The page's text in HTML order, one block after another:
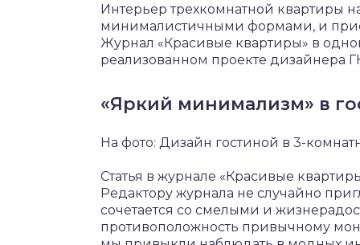
Интерьер трехкомнатной квартиры
минималистичными формами, и
Журнал «Красивые квартиры» в
реализованном проекте дизайнера
«Яркий минимализм» в
На фото: Дизайн гостиной в 3-
Статья в журнале «Красивые
Редактору журнала не случайно
сочетается со смелыми и
противоположность привычному